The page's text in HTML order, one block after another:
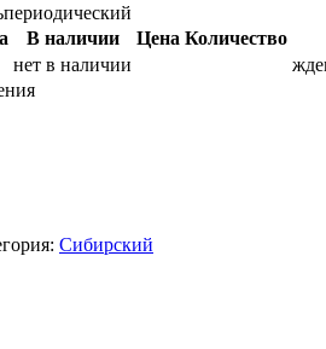
периодический
В наличии Цена Количество
нет в наличии
Сибирский